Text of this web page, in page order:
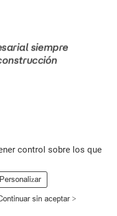
siempre
control sobre los que
Personalizar
sin aceptar >